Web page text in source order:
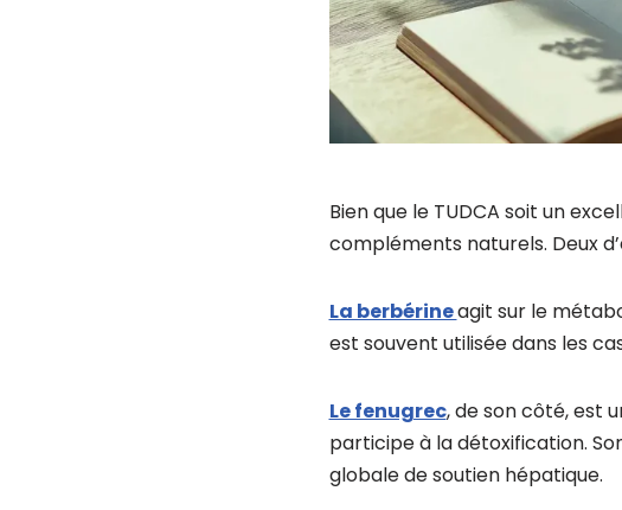
Bien que le TUDCA soit un
compléments naturels. Deux
La berbérineagit sur le
est souvent utilisée dans les
Le fenugrec, de son côté, est
participe à la détoxification.
globale de soutien hépatique.